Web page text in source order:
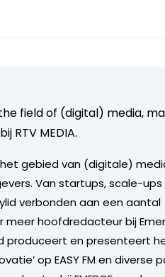
the field of (digital) media,
RTV MEDIA.
gebied van (digitale)
Van startups, scale-
verbonden aan een aantal
meer hoofdredacteur bij
produceert en presenteert
op EASY FM en diverse